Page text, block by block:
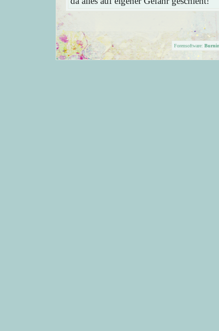
Forensoftware: